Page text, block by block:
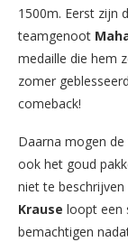
1500m. Eerst zijn
teamgenoot
medaille die hem
zomer
comeback!
Daarna mogen
ook het goud
niet te
Krause loopt een
bemachtigen